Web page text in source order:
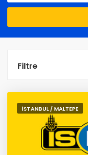
Filtre
İSTANBUL / MALTEPE